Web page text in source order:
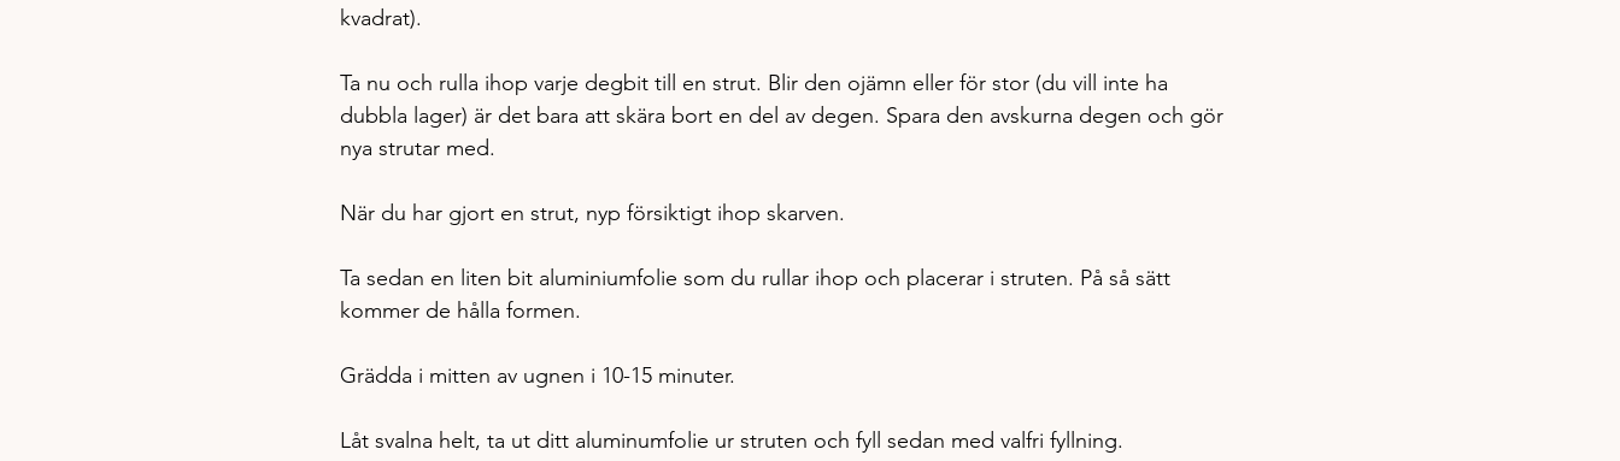
kvadrat).
Ta nu och rulla ihop varje degbit till en strut. Blir den ojämn eller för stor (du vill inte ha
dubbla lager) är det bara att skära bort en del av degen. Spara den avskurna degen och gör
nya strutar med.
När du har gjort en strut, nyp försiktigt ihop skarven.
Ta sedan en liten bit aluminiumfolie som du rullar ihop och placerar i struten. På så sätt
kommer de hålla formen.
Grädda i mitten av ugnen i 10-15 minuter.
Låt svalna helt, ta ut ditt aluminumfolie ur struten och fyll sedan med valfri fyllning.